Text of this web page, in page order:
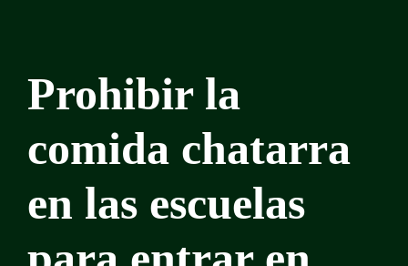
Prohibir la
comida chatarra
en las escuelas